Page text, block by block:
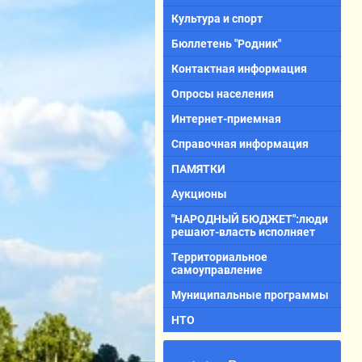
Культура и спорт
Бюллетень "Родник"
Контактная информация
Опросы населения
Интернет-приемная
Справочная информация
ПАМЯТКИ
Аукционы
"НАРОДНЫЙ БЮДЖЕТ":люди
решают-власть исполняет
Территориальное
самоуправление
Муниципальные программы
НТО